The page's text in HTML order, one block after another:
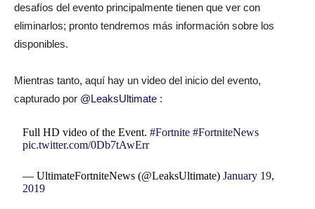
desafíos del evento principalmente tienen que ver con
eliminarlos; pronto tendremos más información sobre los
disponibles.
Mientras tanto, aquí hay un video del inicio del evento,
capturado por @LeaksUltimate :
Full HD video of the Event.#Fortnite #FortniteNews
pic.twitter.com/0Db7tAwErr
— UltimateFortniteNews (@LeaksUltimate)January 19,
2019